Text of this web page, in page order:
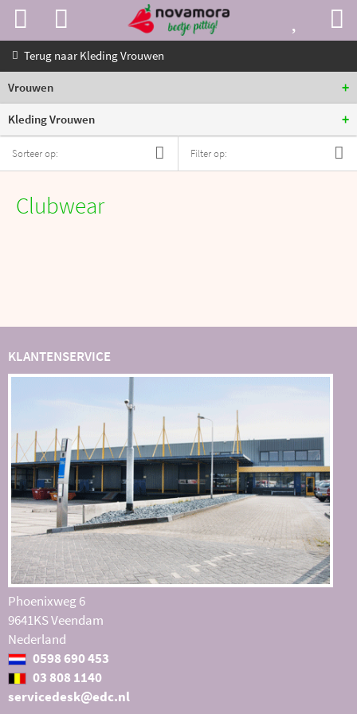
Terug naarKleding Vrouwen
Vrouwen +
Kleding Vrouwen +
Sorteer op: Filter op:
Clubwear
KLANTENSERVICE
Phoenixweg 6
9641KS Veendam
Nederland
0598 690 453
03 808 1140
servicedesk@edc.nl